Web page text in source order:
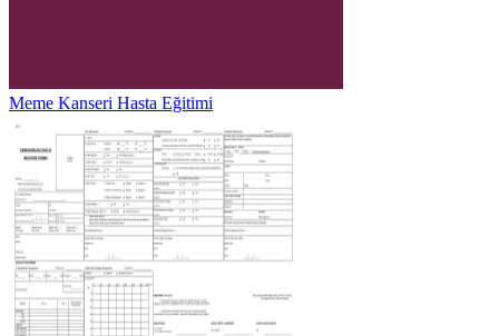
Meme Kanseri Hasta Eğitimi